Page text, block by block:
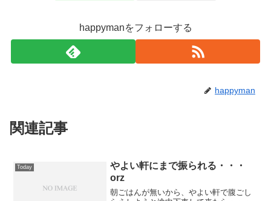
happymanをフォローする
happyman
関連記事
Today
やよい軒にまで振られる・・・
orz
朝ごはんが無いから、やよい軒で腹ごし